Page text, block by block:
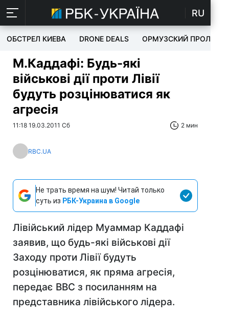
RU
ОБСТРЕЛ КИЕВА DRONE DEALS ОРМУЗСКИЙ ПРОЛИВ
М.Каддафі: Будь-які
військові дії проти Лівії
будуть розцінюватися як
агресія
11:18 19.03.2011 Сб 2 мин
RBC.UA
Не трать время на шум! Читай только
суть из РБК-Украина в Google
Лівійський лідер Муаммар Каддафі
заявив, що будь-які військові дії
Заходу проти Лівії будуть
розцінюватися, як пряма агресія,
передає BBC з посиланням на
представника лівійського лідера.